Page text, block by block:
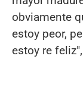
obviamente
estoy peor,
estoy re